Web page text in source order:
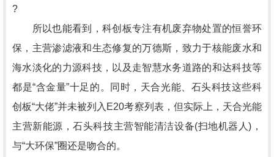
?
所以也能看到，科创板专注有机废弃物处置的恒誉环
保，主营渗滤液和生态修复的万德斯，致力于核能废水和
海水淡化的力源科技，以及走智慧水务道路的和达科技等
都是“含金量”十足的。同时，天合光能、石头科技这些科
创板“大佬”并未被列入E20考察列表，但实际上，天合光能
主营新能源，石头科技主营智能清洁设备(扫地机器人)，
与“大环保”圈还是吻合的。